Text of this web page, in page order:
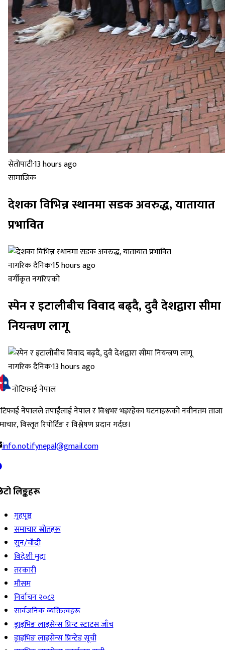
सेतोपाटी·13 hours ago
सामाजिक
देशका विभिन्न स्थानमा सडक अवरुद्ध, यातायात
प्रभावित
नागरिक दैनिक·15 hours ago
वर्गीकृत नगरिएको
स्पेन र इटालीबीच विवाद बढ्दै, दुवै देशद्वारा सीमा
नियन्त्रण लागू
नागरिक दैनिक·13 hours ago
नोटिफाई नेपाल
नेपालले तपाईंलाई नेपाल र विश्वभर भइरहेका घटनाहरूको नवीनतम ताजा
विस्तृत रिपोर्टिङ र विश्लेषण प्रदान गर्दछ।
info.notifynepal@gmail.com
लिङ्कहरू
गृहपृष्ठ
समाचार स्रोतहरू
सुन/चाँदी
विदेशी मुद्रा
तरकारी
मौसम
निर्वाचन २०८२
सार्वजनिक व्यक्तित्वहरू
ड्राइभिङ लाइसेन्स प्रिन्ट स्टाटस जाँच
ड्राइभिङ लाइसेन्स प्रिन्टेड सूची